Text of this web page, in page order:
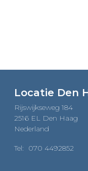
Locatie Den
Rijswijkseweg 184
2516 EL Den Haag
Nederland
Tel: 070 4492852